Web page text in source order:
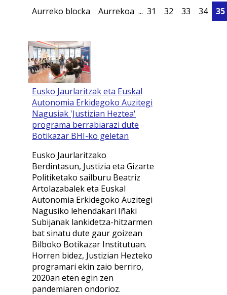
Aurreko blocka Aurrekoa ... 31 32 33 34 35
Eusko Jaurlaritzak eta Euskal
Autonomia Erkidegoko Auzitegi
Nagusiak 'Justizian Heztea'
programa berrabiarazi dute
Botikazar BHI-ko geletan
Eusko Jaurlaritzako
Berdintasun, Justizia eta Gizarte
Politiketako sailburu Beatriz
Artolazabalek eta Euskal
Autonomia Erkidegoko Auzitegi
Nagusiko lehendakari Iñaki
Subijanak lankidetza-hitzarmen
bat sinatu dute gaur goizean
Bilboko Botikazar Institutuan.
Horren bidez, Justizian Hezteko
programari ekin zaio berriro,
2020an eten egin zen
pandemiaren ondorioz.